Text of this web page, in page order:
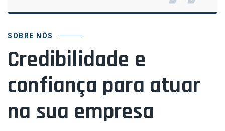
SOBRE NÓS
Credibilidade e
confiança para atuar
na sua empresa